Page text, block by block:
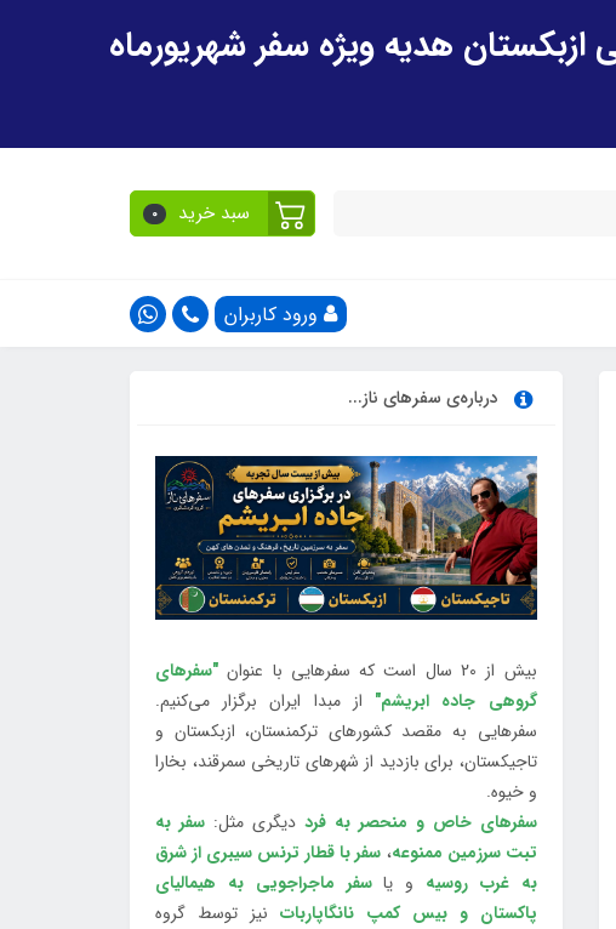
سبد خرید 0
ورود کاربران
درباره‌ی سفرهای ناز...
بیش از 20 سال است که سفرهایی با عنوان
"سفرهای
گروهی جاده ابریشم" از مبدا ایران برگزار می‌کنیم.
سفرهایی به مقصد کشورهای ترکمنستان، ازبکستان و
تاجیکستان، برای بازدید از شهرهای تاریخی سمرقند، بخارا
و خیوه.
سفرهای خاص و منحصر به فرددیگری مثل:سفر به
تبت سرزمین ممنوعه، سفر با قطار ترنس سیبری از شرق
به غرب روسیه و یاسفر ماجراجویی به هیمالیای
پاکستان و بیس کمپ نانگاپاربات نیز توسط گروه